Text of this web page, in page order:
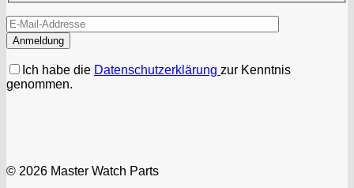
Ich habe die Datenschutzerklärung zur Kenntnis
genommen.
© 2026 Master Watch Parts